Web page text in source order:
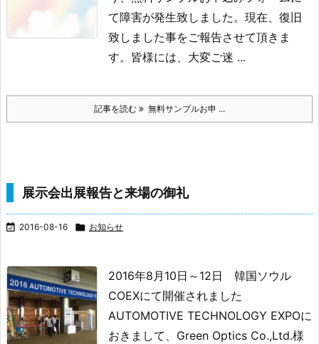
て障害が発生致しました。 現在、復旧
致しました事をご報告させて頂きま
す。 皆様には、大変ご迷 ...
記事を読む 無料サンプルお申 ...
展示会出展報告と来場の御礼
 2016-08-16  お知らせ
2016年8月10日～12日 韓国ソウル
COEXにて開催されました
AUTOMOTIVE TECHNOLOGY EXPOに
おきまして、Green Optics Co.,Ltd.様